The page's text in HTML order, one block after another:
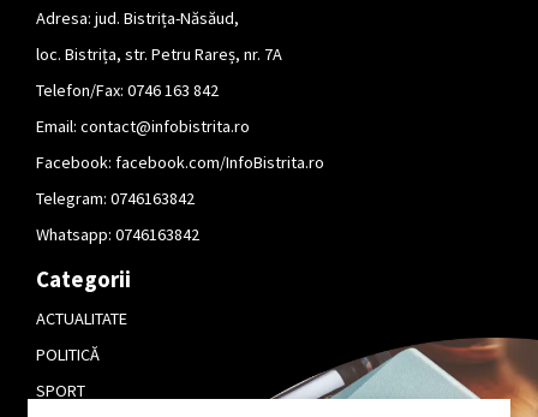
Adresa: jud. Bistrița-Năsăud,
loc. Bistrița, str. Petru Rareș, nr. 7A
Telefon/Fax: 0746 163 842
Email: contact@infobistrita.ro
Facebook: facebook.com/InfoBistrita.ro
Telegram: 0746163842
Whatsapp: 0746163842
Categorii
ACTUALITATE
POLITICĂ
SPORT